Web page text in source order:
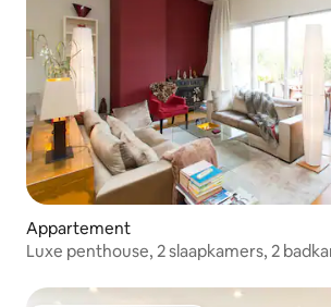
Appartement
Luxe penthouse, 2 slaapkamers, 2